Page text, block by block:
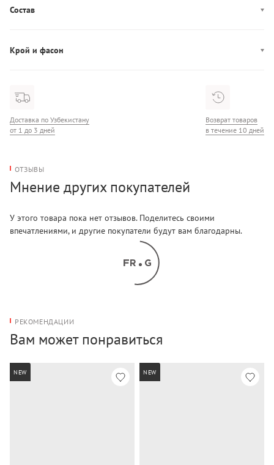
Застежка: молния
Дополнительно: Одна несъемная регулируемая ручка высотой 50
Состав
Крой и фасон
Доставка по Узбекистану
от 1 до 3 дней
Возврат товаров
в течение 10 дней
ОТЗЫВЫ
Мнение других покупателей
У этого товара пока нет отзывов. Поделитесь своими
впечатлениями, и другие покупатели будут вам благодарны.
РЕКОМЕНДАЦИИ
Вам может понравиться
NEW NEW